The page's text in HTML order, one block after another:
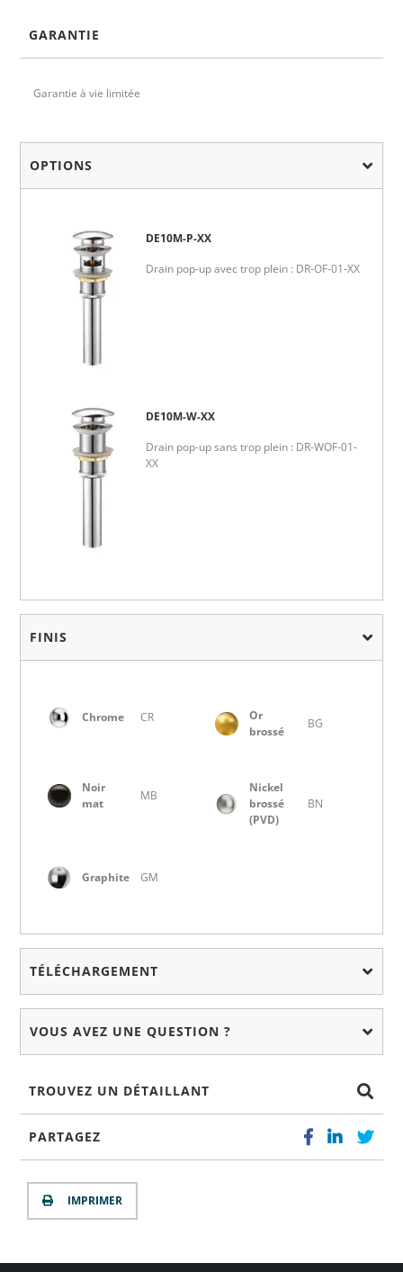
GARANTIE
Garantie à vie limitée
OPTIONS
DE10M-P-XX
Drain pop-up avec trop plein : DR-OF-01-XX
DE10M-W-XX
Drain pop-up sans trop plein : DR-WOF-01-
XX
FINIS
Chrome CR
Or
brossé
BG
Noir
mat
MB
Nickel
brossé
(PVD)
BN
Graphite GM
TÉLÉCHARGEMENT
VOUS AVEZ UNE QUESTION ?
TROUVEZ UN DÉTAILLANT
PARTAGEZ
IMPRIMER